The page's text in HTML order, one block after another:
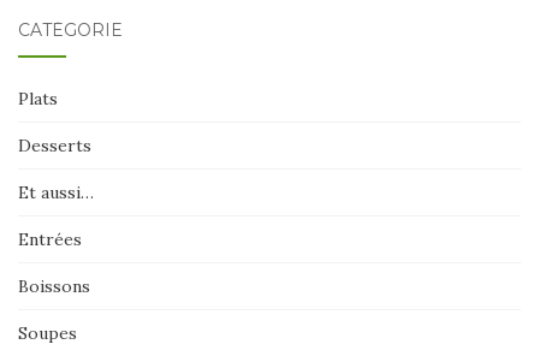
CATÉGORIE
Plats
Desserts
Et aussi…
Entrées
Boissons
Soupes